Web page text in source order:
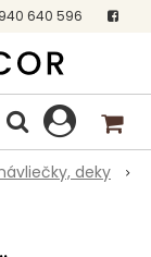
640 596
deky